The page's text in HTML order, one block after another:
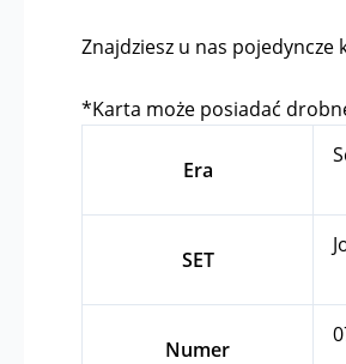
Znajdziesz u nas
*Karta może posiadać
Era
SET
Numer